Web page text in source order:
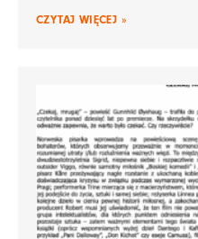
CZYTAJ WIĘCEJ »